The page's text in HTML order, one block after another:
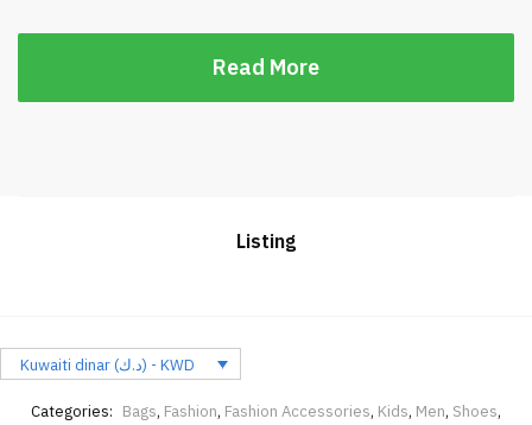
Read More
Listing
Kuwaiti dinar (د.ك) - KWD
Categories: Bags, Fashion, Fashion Accessories, Kids, Men, Shoes,